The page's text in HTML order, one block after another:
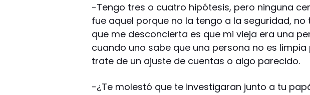
-Tengo tres o cuatro hipótesis, pero ninguna
fue aquel porque no la tengo a la seguridad, no
que me desconcierta es que mi vieja era una
cuando uno sabe que una persona no es
trate de un ajuste de cuentas o algo parecido.
-¿Te molestó que te investigaran junto a tu